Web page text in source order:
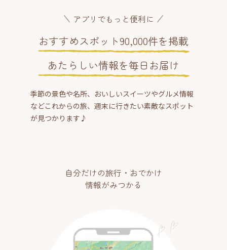
アプリでもっと便利に
おすすめスポット90,000件を掲載
あたらしい情報を毎日お届け
季節の景色や名所、おいしいスイーツやグルメ情報
などこれからの旅、週末に行きたい素敵なスポット
が見つかります♪
自分だけの旅行・おでかけ
情報がみつかる